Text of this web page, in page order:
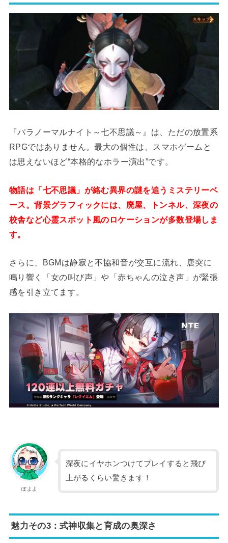
『パラノーマルナイト～七不思議～』は、ただの放置系
RPGではありません。最大の個性は、スマホゲームと
は思えないほど“本格的なホラー演出”です。
物語は「七不思議」が絡む異界の謎を追うミステリーベ
ース。背景グラフィックには、廃屋、トンネル、深夜の
校舎など心霊スポット風のロケーションが多数登場しま
す。
さらに、BGMは静寂と不協和音が交互に流れ、唐突に
鳴り響く「女の叫び声」や「赤ちゃんの泣き声」が緊張
感を引き立てます。
ぽよよ
深夜にイヤホンつけてプレイすると飛び
上がるくらい驚きます！
魅力その3：式神収集と育成の奥深さ